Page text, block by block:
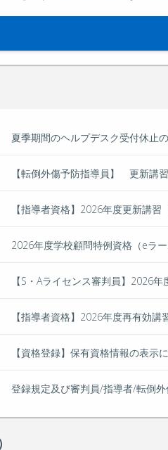
夏季期間のヘルプデスク受付休止
【転倒外傷予防指導員】 更新講
【指導者資格】2026年度更新講
2026年度学校顧問特例資格（eラ
【S・Aライセンス審判員】2026
【指導者資格】2026年度再有効
【資格登録】保有資格情報の表示
登録規定及び審判員/指導者/転倒